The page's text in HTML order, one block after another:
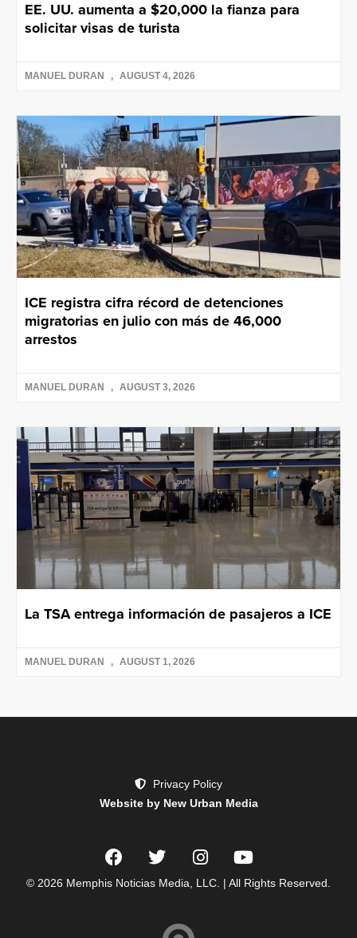
EE. UU. aumenta a $20,000 la fianza para
solicitar visas de turista
MANUEL DURAN AUGUST 4, 2026
ICE registra cifra récord de detenciones
migratorias en julio con más de 46,000
arrestos
MANUEL DURAN AUGUST 3, 2026
La TSA entrega información de pasajeros a ICE
MANUEL DURAN AUGUST 1, 2026
Privacy Policy
Website by New Urban Media
© 2026 Memphis Noticias Media, LLC. | All Rights Reserved.